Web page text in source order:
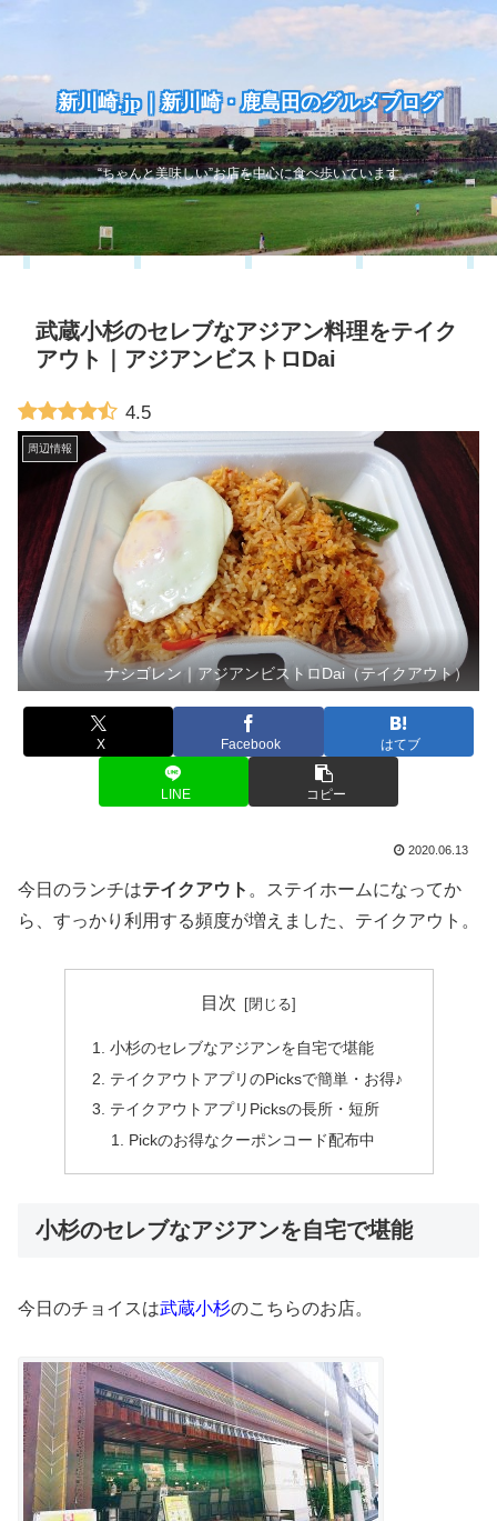
新川崎.jp｜新川崎・鹿島田のグルメブログ
“ちゃんと美味しい”お店を中心に食べ歩いています
武蔵小杉のセレブなアジアン料理をテイク
アウト｜アジアンビストロDai
4.5
周辺情報
ナシゴレン｜アジアンビストロDai（テイクアウト）
X Facebook はてブ
LINE コピー
2020.06.13
今日のランチはテイクアウト 。ステイホームになってか
ら、すっかり利用する頻度が増えました、テイクアウト。
目次
小杉のセレブなアジアンを自宅で堪能
テイクアウトアプリのPicksで簡単・お得♪
テイクアウトアプリPicksの長所・短所
Pickのお得なクーポンコード配布中
小杉のセレブなアジアンを自宅で堪能
今日のチョイスは武蔵小杉のこちらのお店。